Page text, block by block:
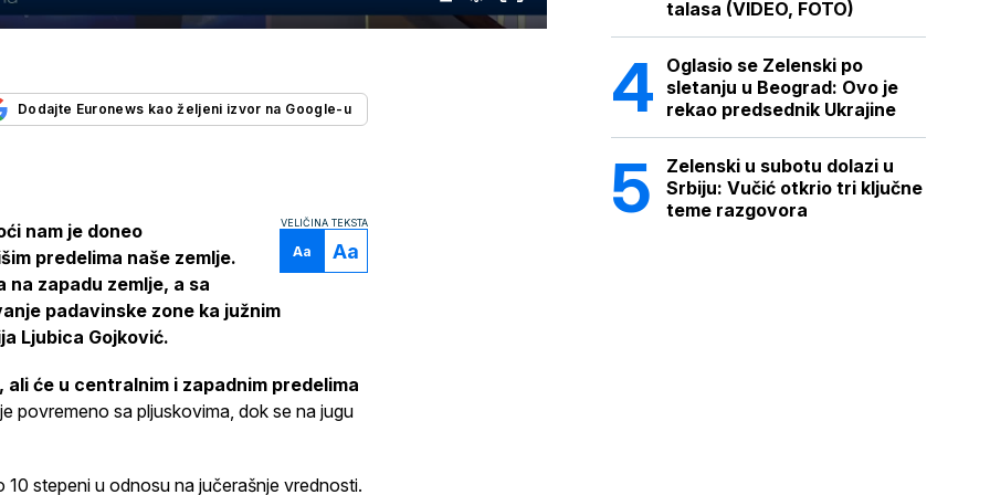
Dodajte Euronews kao željeni izvor na Google-u
VELIČINA TEKSTA
Aa Aa
nam je doneo
predelima naše zemlje.
na zapadu zemlje, a sa
padavinske zone ka južnim
Ljubica Gojković.
ali će u centralnim i zapadnim predelima
povremeno sa pljuskovima, dok se na jugu
stepeni u odnosu na jučerašnje vrednosti.
talasa (VIDEO, FOTO)
Oglasio se Zelenski po
sletanju u Beograd: Ovo je
rekao predsednik Ukrajine
Zelenski u subotu dolazi u
Srbiju: Vučić otkrio tri ključne
teme razgovora